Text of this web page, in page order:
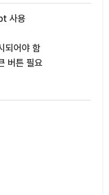
사용
되어야 함
버튼 필요